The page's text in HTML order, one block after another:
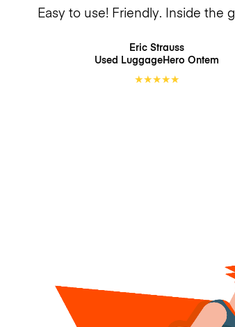
Easy to use! Friendly. Inside the
Eric Strauss
Used LuggageHero Ontem
★★★★★